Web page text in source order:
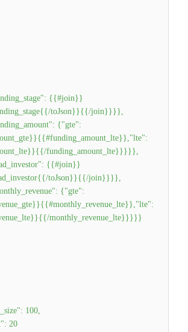
{{#join}}
toJson}}{{/join}}}},
{"gte":
funding_amount_lte}}}}},
{{#join}}
toJson}}{{/join}}}},
{"gte":
monthly_revenue_lte}}}}}
100,
20